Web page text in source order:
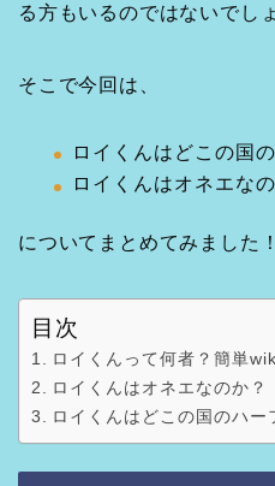
る方もいるのではないでし
そこで今回は、
ロイくんはどこの国
ロイくんはオネエな
についてまとめてみました！
目次
ロイくんって何者？簡単
ロイくんはオネエなのか？
ロイくんはどこの国のハー